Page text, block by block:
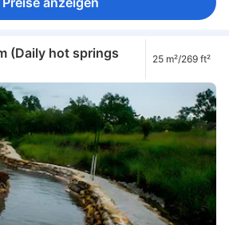
(Daily hot springs
25 m²/269 ft²